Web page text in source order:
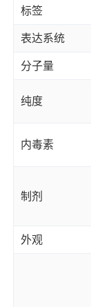
标签
表达系统
分子量
纯度
内毒素
制剂
外观